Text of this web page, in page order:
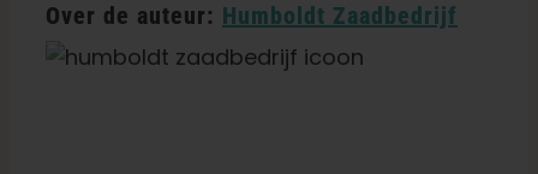
Over de auteur: Humboldt Zaadbedrijf